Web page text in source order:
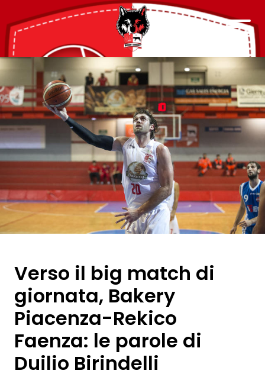
Verso il big match di
giornata, Bakery
Piacenza-Rekico
Faenza: le parole di
Duilio Birindelli